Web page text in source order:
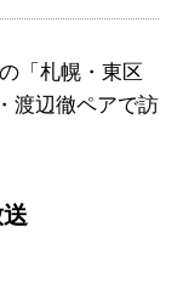
「札幌・東区
渡辺徹ペアで訪